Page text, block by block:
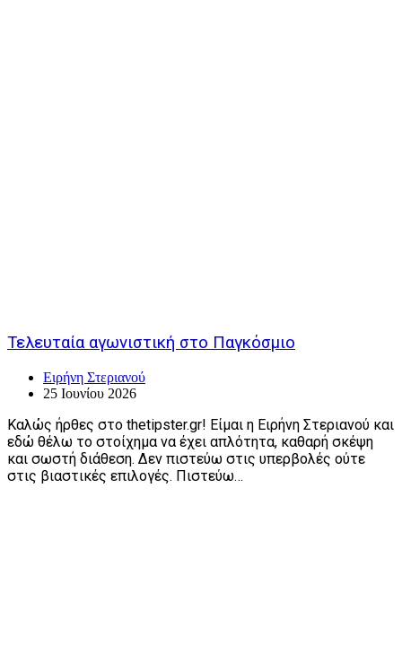
Τελευταία αγωνιστική στο Παγκόσμιο
Ειρήνη Στεριανού
25 Ιουνίου 2026
Καλώς ήρθες στο thetipster.gr! Είμαι η Ειρήνη Στεριανού και
εδώ θέλω το στοίχημα να έχει απλότητα, καθαρή σκέψη
και σωστή διάθεση. Δεν πιστεύω στις υπερβολές ούτε
στις βιαστικές επιλογές. Πιστεύω…